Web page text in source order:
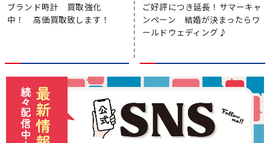
ブランド時計 買取強化
中！ 高価買取致します！
ご好評につき延長！サマーキャ
ンペーン 結婚が決まったらワ
ールドウェディング♪